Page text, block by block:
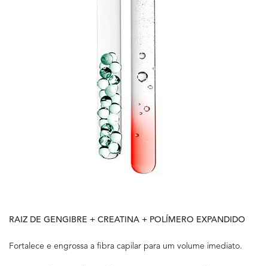
RAIZ DE GENGIBRE + CREATINA + POLÍMERO EXPANDIDO
Fortalece e engrossa a fibra capilar para um volume imediato.